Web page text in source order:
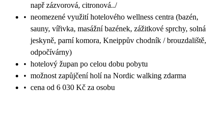
např zázvorová, citronová../
• neomezené využití hotelového wellness centra (bazén,
sauny, vířivka, masážní bazének, zážitkové sprchy, solná
jeskyně, parní komora, Kneippův chodník / brouzdaliště,
odpočívárny)
• hotelový župan po celou dobu pobytu
• možnost zapůjčení holí na Nordic walking zdarma
• cena od 6 030 Kč za osobu